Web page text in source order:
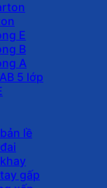
E
B
A
5 lớp
lề
gấp